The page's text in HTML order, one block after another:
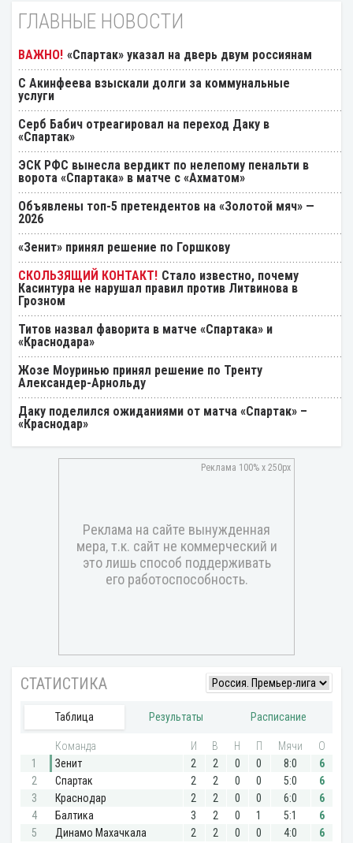
ГЛАВНЫЕ НОВОСТИ
«Спартак» указал на дверь двум россиянам
С Акинфеева взыскали долги за коммунальные
услуги
Серб Бабич отреагировал на переход Даку в
«Спартак»
ЭСК РФС вынесла вердикт по нелепому пенальти в
ворота «Спартака» в матче с «Ахматом»
Объявлены топ-5 претендентов на «Золотой мяч» —
2026
«Зенит» принял решение по Горшкову
Стало известно, почему
Касинтура не нарушал правил против Литвинова в
Грозном
Титов назвал фаворита в матче «Спартака» и
«Краснодара»
Жозе Моуринью принял решение по Тренту
Александер-Арнольду
Даку поделился ожиданиями от матча «Спартак» –
«Краснодар»